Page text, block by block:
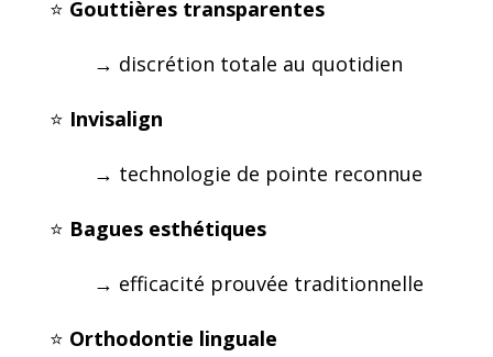
⭐ Gouttières transparentes
→ discrétion totale au quotidien
⭐ Invisalign
→ technologie de pointe reconnue
⭐ Bagues esthétiques
→ efficacité prouvée traditionnelle
⭐ Orthodontie linguale